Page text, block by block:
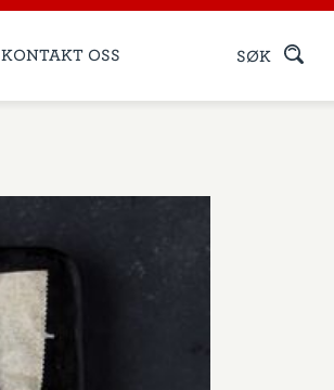
KONTAKT OSS SØK